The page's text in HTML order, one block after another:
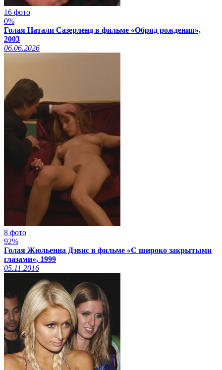
16 фото
0%
Голая Натали Сазерленд в фильме «Обряд рождения»,
2003
06.06.2026
8 фото
92%
Голая Жюльенна Дэвис в фильме «С широко закрытыми
глазами», 1999
05.11.2016